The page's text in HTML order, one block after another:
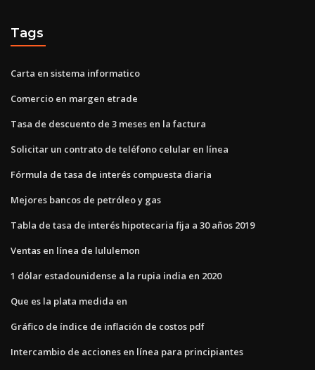
Tags
Carta en sistema informatico
Comercio en margen etrade
Tasa de descuento de 3 meses en la factura
Solicitar un contrato de teléfono celular en línea
Fórmula de tasa de interés compuesta diaria
Mejores bancos de petróleo y gas
Tabla de tasa de interés hipotecaria fija a 30 años 2019
Ventas en línea de lululemon
1 dólar estadounidense a la rupia india en 2020
Que es la plata medida en
Gráfico de índice de inflación de costos pdf
Intercambio de acciones en línea para principiantes